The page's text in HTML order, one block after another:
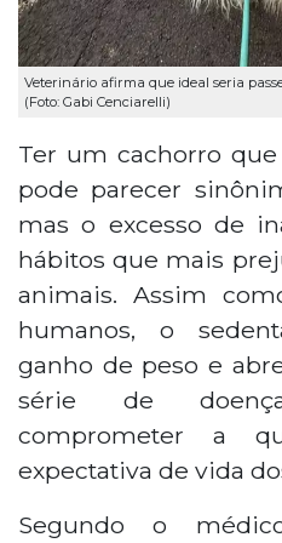
Veterinário afirma que ideal seria
(Foto: Gabi Cenciarelli)
Ter um cachorro
pode parecer
mas o excesso de
hábitos que mais
animais. Assim
humanos, o
ganho de peso e
série de
comprometer a
expectativa de vida
Segundo o